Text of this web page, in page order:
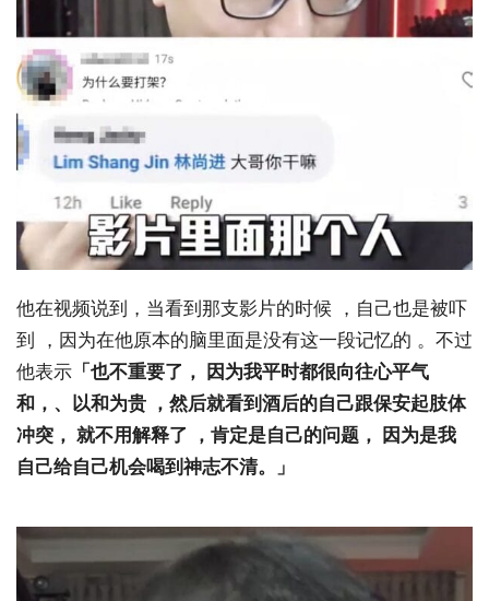
他在视频说到，当看到那支影片的时候 ，自己也是被吓
到 ，因为在他原本的脑里面是没有这一段记忆的 。不过
他表示 「也不重要了， 因为我平时都很向往心平气
和，、以和为贵 ，然后就看到酒后的自己跟保安起肢体
冲突， 就不用解释了 ，肯定是自己的问题， 因为是我
自己给自己机会喝到神志不清。」